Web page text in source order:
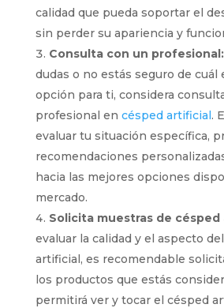
calidad que pueda soportar el
sin perder su apariencia y
Consulta con un profesional:
dudas o no estás seguro de cuál
opción para ti, considera
profesional en césped artificial.
evaluar tu situación específica,
recomendaciones
hacia las mejores opciones
mercado.
Solicita muestras de
evaluar la calidad y el aspecto
artificial, es recomendable
los productos que estás
permitirá ver y tocar el césped